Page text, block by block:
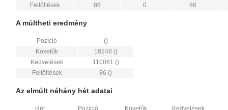
Feltöltések
86 0 86
A múltheti eredmény
Pozíció
()
Követők
18248 ()
Kedvelések
110061 ()
Feltöltések
86 ()
Az elmúlt néhány hét adatai
Hét Pozíció Követők
Kedvelések